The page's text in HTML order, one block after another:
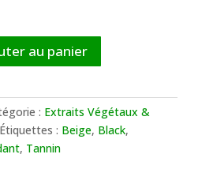
au panier
: Extraits Végétaux &
Étiquettes : Beige, Black,
, Tannin